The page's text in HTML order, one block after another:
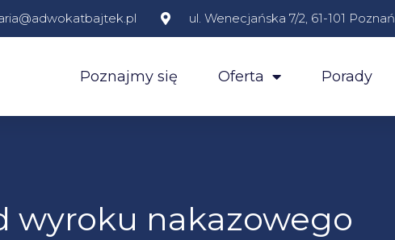
ul. Wenecjańska 7/2, 61-101 Poznań
Poznajmy się Oferta Porady
wyroku nakazowego